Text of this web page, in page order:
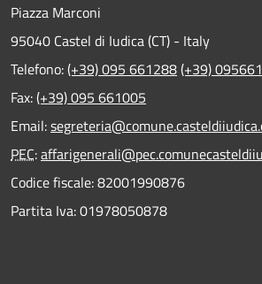
Piazza Marconi
95040 Castel di Iudica (CT) - Italy
Telefono:(+39) 095 661288(+39)
Fax:(+39) 095 661005
Email:
PEC:
Codice fiscale: 82001990876
Partita Iva: 01978050878